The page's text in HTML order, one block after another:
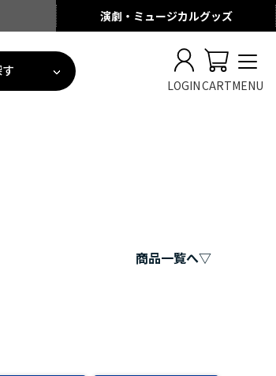
演劇・ミュージカルグッズ
LOGINCARTMENU
商品一覧へ▽